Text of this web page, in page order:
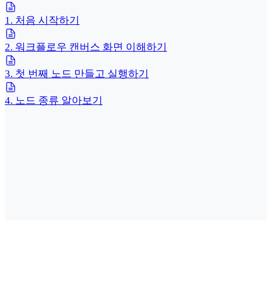
1. 처음 시작하기
2. 워크플로우 캔버스 화면 이해하기
3. 첫 번째 노드 만들고 실행하기
4. 노드 종류 알아보기